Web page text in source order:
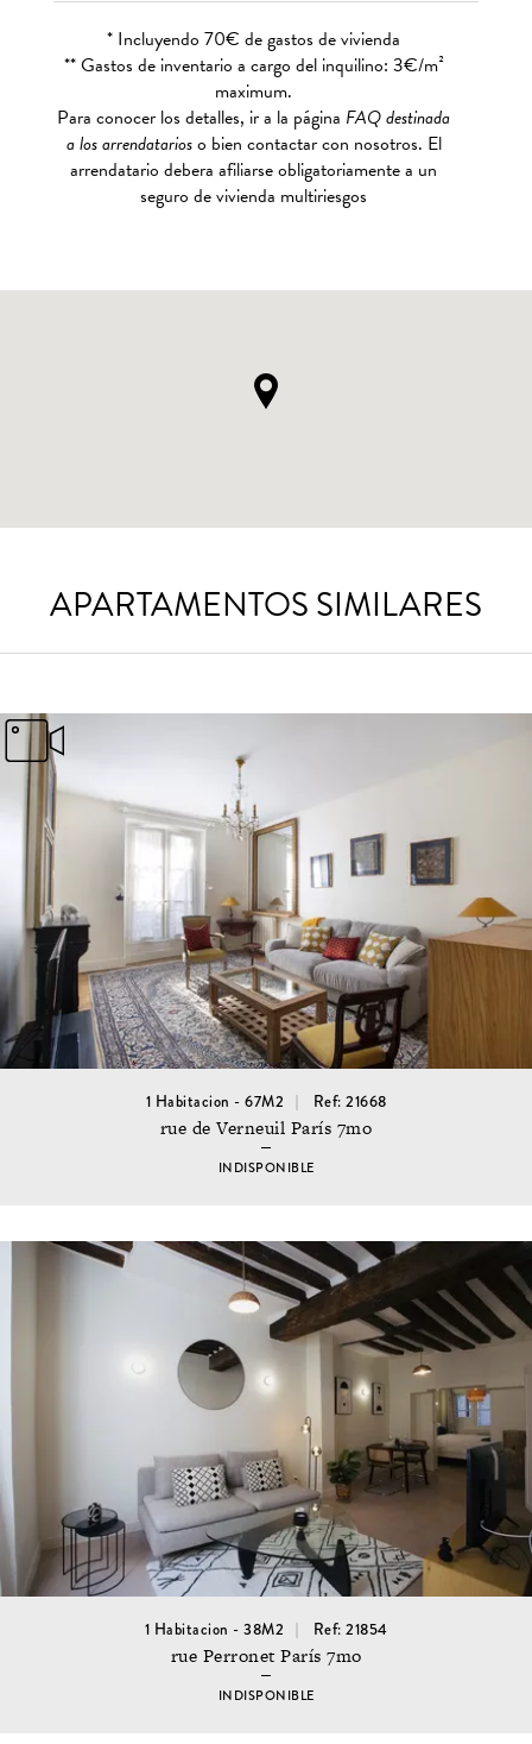
* Incluyendo 70€ de gastos de vivienda
** Gastos de inventario a cargo del inquilino: 3€/m²
maximum.
Para conocer los detalles, ir a la página FAQ destinada
a los arrendatarioso bien contactar con nosotros. El
arrendatario debera afiliarse obligatoriamente a un
seguro de vivienda multiriesgos
APARTAMENTOS SIMILARES
1 Habitacion - 67M2 Ref: 21668
rue de Verneuil París 7mo
INDISPONIBLE
1 Habitacion - 38M2 Ref: 21854
rue Perronet París 7mo
INDISPONIBLE